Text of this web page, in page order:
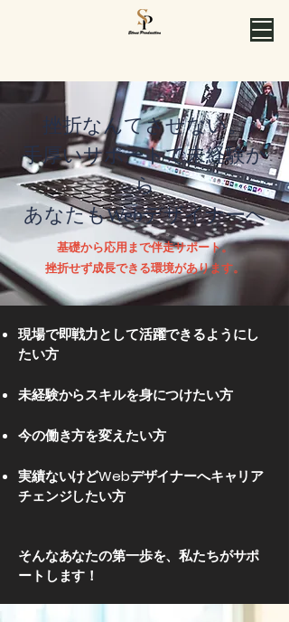
挫折なんてさせない。
手厚いサポートで未経験か
ら
あなたもWebデザイナーへ
基礎から応用まで伴走サポート。
挫折せず成長できる環境があります。
現場で即戦力として活躍できるようにし
たい方
未経験からスキルを身につけたい方
今の働き方を変えたい方
実績ないけどWebデザイナーへキャリア
チェンジしたい方
そんなあなたの第一歩を、私たちがサポ
ートします！